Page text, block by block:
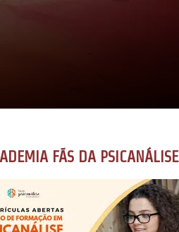
FÃS DA PSICANÁLISE